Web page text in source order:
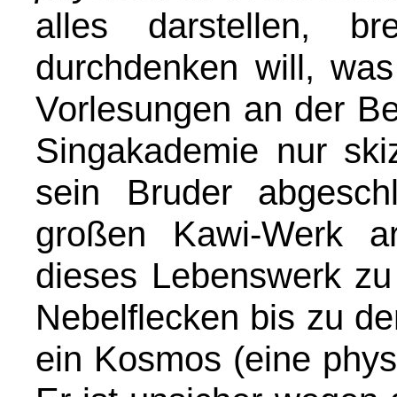
alles darstellen,
durchdenken will,
Vorlesungen an der
Singakademie nur
sein Bruder
großen Kawi-Werk
dieses Lebenswerk
Nebelflecken bis zu
ein Kosmos (eine